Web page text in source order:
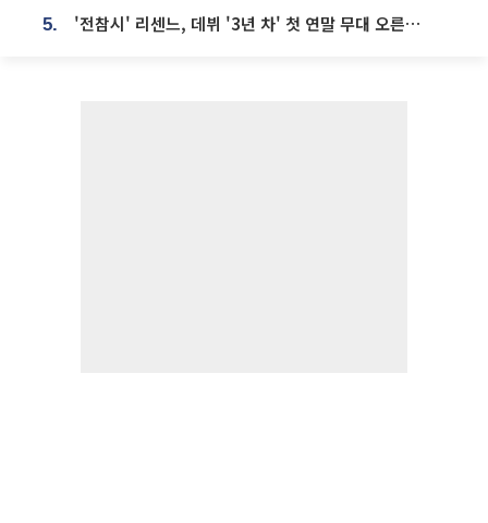
5. '전참시' 리센느, 데뷔 '3년 차' 첫 연말 무대 오른다⋯"그동안 섭외 안 와"